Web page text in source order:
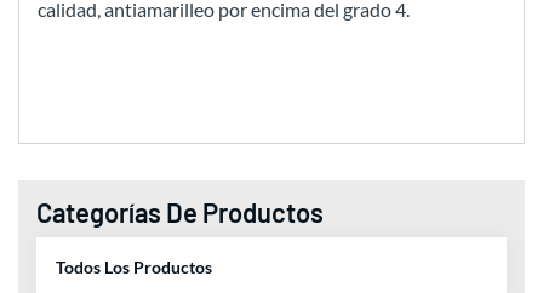
calidad, antiamarilleo por encima del grado 4.
Categorías De Productos
Todos Los Productos